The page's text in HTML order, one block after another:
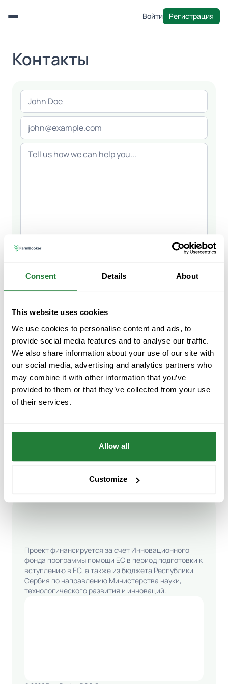
Consent Details About
This website uses cookies
We use cookies to personalise content and ads, to
provide social media features and to analyse our traffic.
We also share information about your use of our site with
our social media, advertising and analytics partners who
may combine it with other information that you’ve
provided to them or that they’ve collected from your use
of their services.
Allow all
Customize
Menu Войти Регистрация
Контакты
Email
info@farmbooker.com
Phone
+381 65 2361 572
Address
Vere Miscevic, 22306 Belegis
Проект финансируется за счет Инновационного
фонда программы помощи ЕС в период подготовки к
вступлению в ЕС, а также из бюджета Республики
Сербия по направлению Министерства науки,
технологического развития и инноваций.